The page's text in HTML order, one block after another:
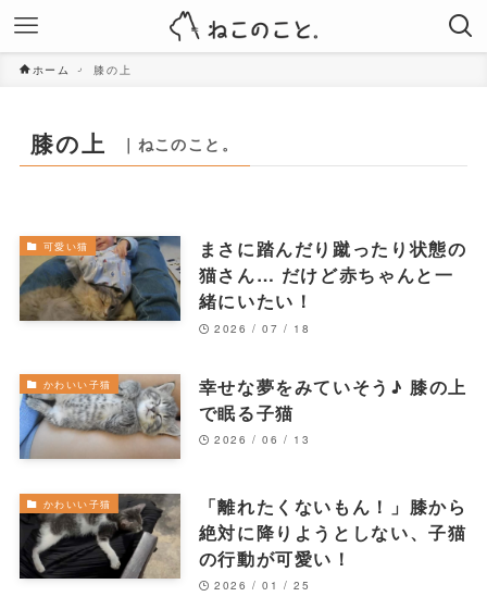
ホーム 膝の上
膝の上 ｜ねこのこと。
可愛い猫
まさに踏んだり蹴ったり状態の
猫さん… だけど赤ちゃんと一
緒にいたい！
2026 / 07 / 18
かわいい子猫
幸せな夢をみていそう♪ 膝の上
で眠る子猫
2026 / 06 / 13
かわいい子猫
「離れたくないもん！」膝から
絶対に降りようとしない、子猫
の行動が可愛い！
2026 / 01 / 25